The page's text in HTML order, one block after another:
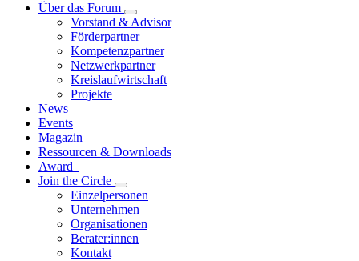
Über das Forum
Vorstand & Advisor
Förderpartner
Kompetenzpartner
Netzwerkpartner
Kreislaufwirtschaft
Projekte
News
Events
Magazin
Ressourcen & Downloads
Award
Join the Circle
Einzelpersonen
Unternehmen
Organisationen
Berater:innen
Kontakt